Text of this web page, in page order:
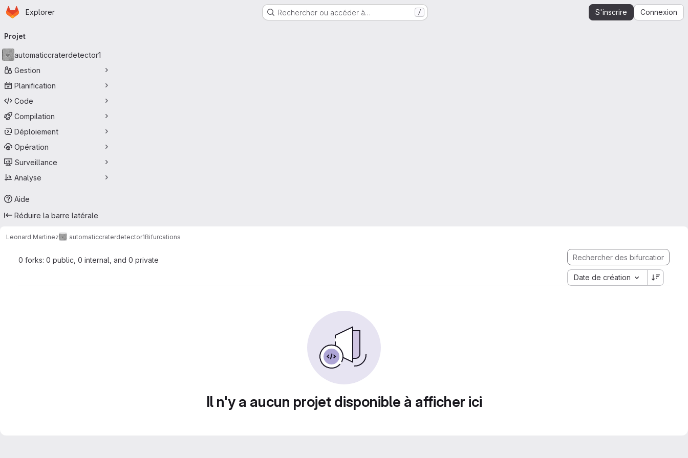
Passer au contenu principal
Page d'accueil
Explorer Rechercher ou accéder à… / S'inscrire Connexion
principale
Projet
automaticcraterdetector1
Gestion
Planification
Code
Compilation
Déploiement
Opération
Surveillance
Analyse
Aide
Réduire la barre latérale
Leonard Martinez automaticcraterdetector1Bifurcations
0 forks: 0 public, 0 internal, and 0 private
Date de création
Il n'y a aucun projet disponible à afficher ici